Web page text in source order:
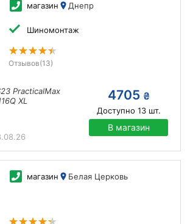
магазин Днепр
Шиномонтаж
Отзывов(13)
PracticalMax
XL
4705 ₴
Доступно 13шт.
В магазин
магазин Белая Церковь